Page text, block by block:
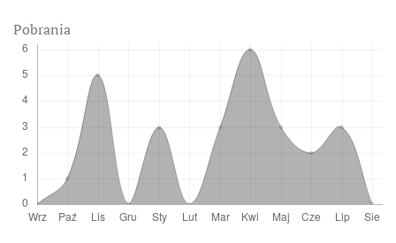
Pobrania